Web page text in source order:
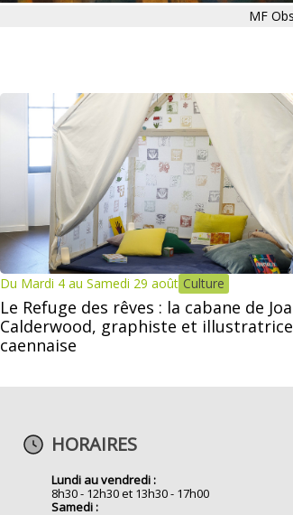
MF
Du Mardi 4 au Samedi 29 août Culture
Le Refuge des rêves : la cabane de
Calderwood, graphiste et illustratrice
caennaise
HORAIRES
Lundi au vendredi :
8h30 - 12h30 et 13h30 - 17h00
Samedi :